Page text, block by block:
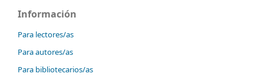
Información
Para lectores/as
Para autores/as
Para bibliotecarios/as